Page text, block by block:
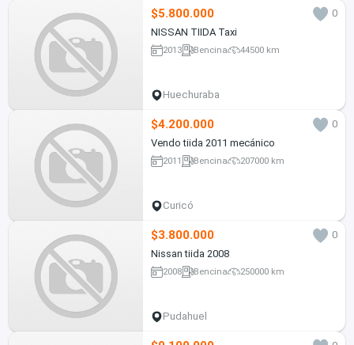
$5.800.000
0
NISSAN TIIDA Taxi
2013 Bencina 44500 km
Huechuraba
$4.200.000
0
Vendo tiida 2011 mecánico
2011 Bencina 207000 km
Curicó
$3.800.000
0
Nissan tiida 2008
2008 Bencina 250000 km
Pudahuel